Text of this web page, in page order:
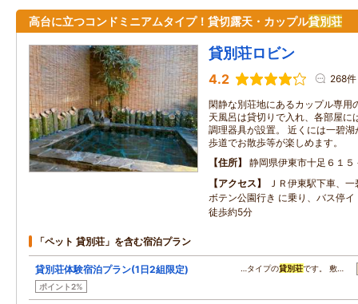
高台に立つコンドミニアムタイプ！貸切露天・カップル貸別荘
貸別荘ロビン
4.2 268件
閑静な別荘地にあるカップル専用
天風呂は貸切りで入れ、各部屋に
調理器具が設置。 近くには一碧
歩道でお散歩等が楽しめます。
住所
静岡県伊東市十足６１５
アクセス
ＪＲ伊東駅下車、
ボテン公園行き に乗り、バス停
徒歩約5分
「ペット 貸別荘」を含む宿泊プラン
貸別荘体験宿泊プラン(1日2組限定)
ポイント2%
…タイプの貸別荘です。 敷…